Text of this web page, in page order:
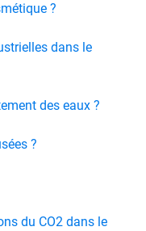
?
dans le
des eaux ?
?
du CO2 dans le